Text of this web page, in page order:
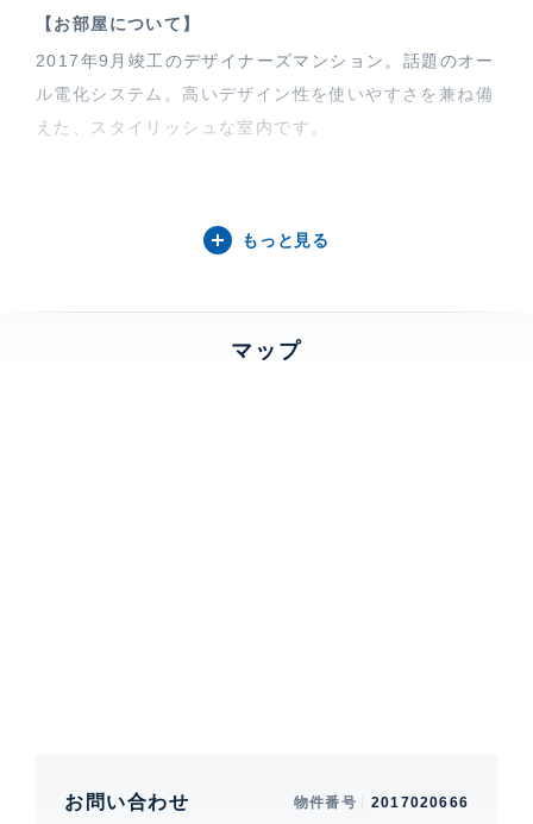
【お部屋について】
2017年9月竣工のデザイナーズマンション。話題のオー
ル電化システム。高いデザイン性を使いやすさを兼ね備
えた、スタイリッシュな室内です。
渋谷区代々木1丁目「JR山手線 代々木駅から徒歩5分
やディンクスの方にオススメ賃貸物件です。
もっと見る
マップ
お問い合わせ 物件番号 2017020666